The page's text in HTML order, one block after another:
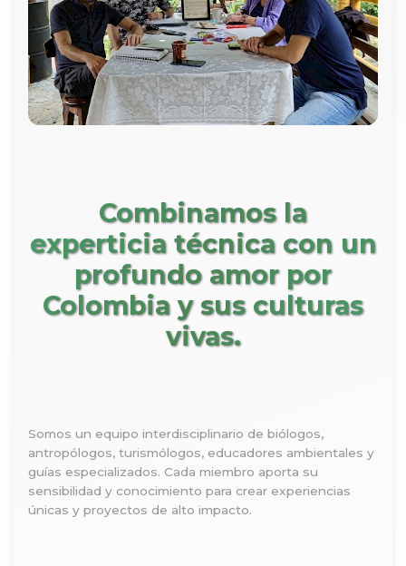
Combinamos la
experticia técnica con un
profundo amor por
Colombia y sus culturas
vivas.
Somos un equipo interdisciplinario de biólogos,
antropólogos, turismólogos, educadores ambientales y
guías especializados. Cada miembro aporta su
sensibilidad y conocimiento para crear experiencias
únicas y proyectos de alto impacto.